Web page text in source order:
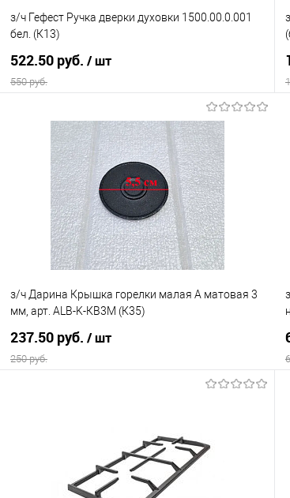
з/ч Гефест Ручка дверки духовки 1500.00.0.001
бел. (К13)
522.50 руб. / шт
550 руб.
В корзину
Купить в 1 клик
Сравнение
В избранное
В наличии
з/ч Дарина Крышка горелки малая А матовая 3
мм, арт. ALB-K-КB3М (К35)
237.50 руб. / шт
250 руб.
Сравнение
В наличии